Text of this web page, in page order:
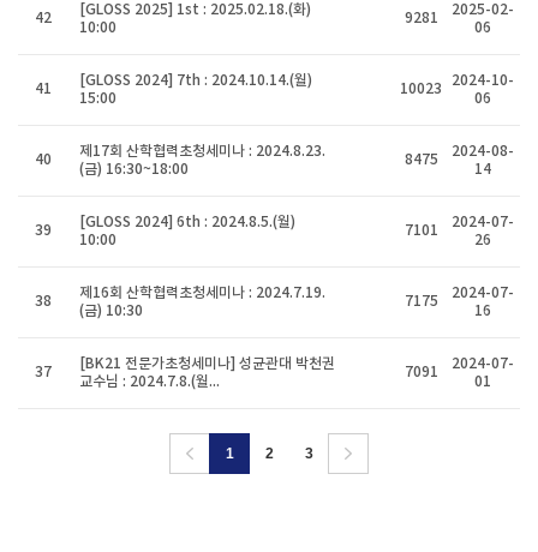
42
[GLOSS 2025] 1st : 2025.02.18.(화)
10:00
9281
2025-02-
06
41
[GLOSS 2024] 7th : 2024.10.14.(월)
15:00
10023
2024-10-
06
40
제17회 산학협력초청세미나 : 2024.8.23.
(금) 16:30~18:00
8475
2024-08-
14
39
[GLOSS 2024] 6th : 2024.8.5.(월)
10:00
7101
2024-07-
26
38
제16회 산학협력초청세미나 : 2024.7.19.
(금) 10:30
7175
2024-07-
16
37
[BK21 전문가초청세미나] 성균관대 박천권
교수님 : 2024.7.8.(월...
7091
2024-07-
01
1 2 3